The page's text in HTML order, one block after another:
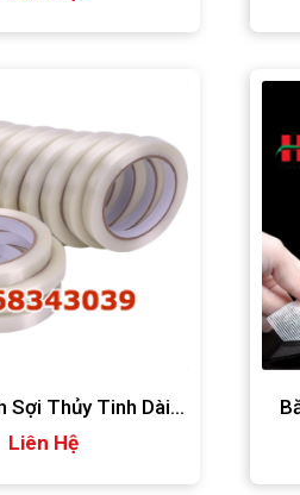
Sợi Thủy Tinh Dài
55m
Liên Hệ